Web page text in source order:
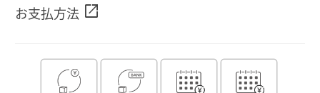
お支払方法 open_in_new